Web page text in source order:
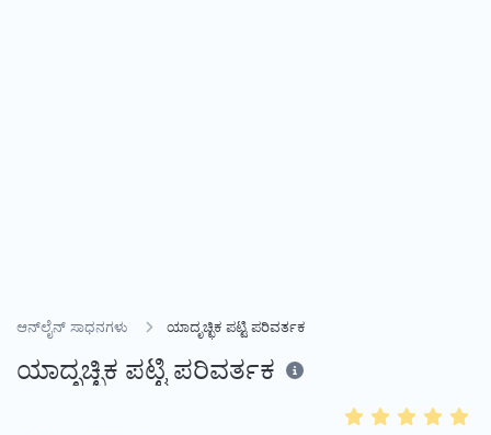
ಆನ್‌ಲೈನ್ ಸಾಧನಗಳು ಯಾದೃಚ್ಛಿಕ ಪಟ್ಟಿ ಪರಿವರ್ತಕ
ಯಾದೃಚ್ಛಿಕ ಪಟ್ಟಿ ಪರಿವರ್ತಕ